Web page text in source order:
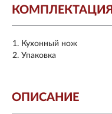
КОМПЛЕКТАЦИЯ
Кухонный нож
Упаковка
ОПИСАНИЕ